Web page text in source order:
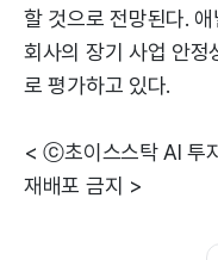
할 것으로 전망된다.
회사의 장기 사업 안정
로 평가하고 있다.
< ⓒ초이스스탁 AI 투
재배포 금지 >